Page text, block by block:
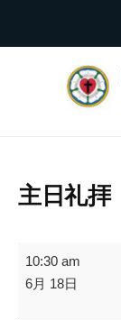
主日礼拝
主
日
10:30 am
6月 18日